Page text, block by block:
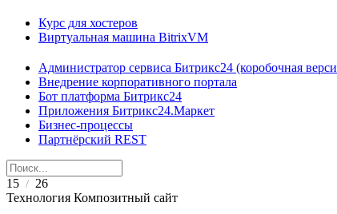
Курс для хостеров
Виртуальная машина BitrixVM
Администратор сервиса Битрикс24 (коробочная
Внедрение корпоративного портала
Бот платформа Битрикс24
Приложения Битрикс24.Маркет
Бизнес-процессы
Партнёрский REST
15 / 26
Технология Композитный сайт